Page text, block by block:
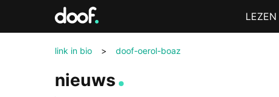
MenuLEZEN
link in bio > doof-oerol-boaz
nieuws
Doof.nl